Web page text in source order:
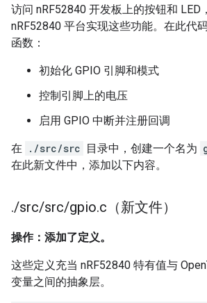
访问 nRF52840 开发板上的按钮和 LED
nRF52840 平台实现这些功能。在此代
函数：
初始化 GPIO 引脚和模式
控制引脚上的电压
启用 GPIO 中断并注册回调
在 ./src/src 目录中，创建一个名为
在此新文件中，添加以下内容。
./src/src/gpio.c（新文件）
操作：添加了定义。
这些定义充当 nRF52840 特有值与
变量之间的抽象层。